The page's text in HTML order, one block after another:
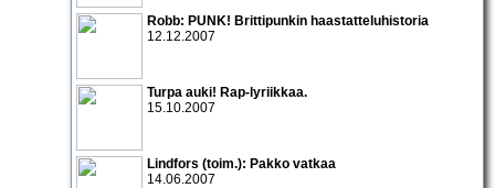
Robb: PUNK! Brittipunkin haastatteluhistoria
12.12.2007
Turpa auki! Rap-lyriikkaa.
15.10.2007
Lindfors (toim.): Pakko vatkaa
14.06.2007